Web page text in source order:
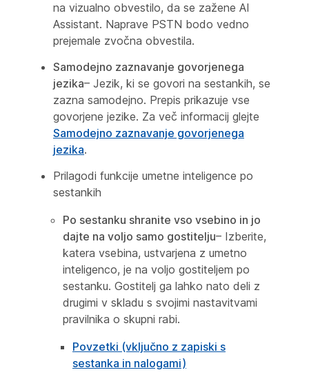
na vizualno obvestilo, da se zažene AI
Assistant. Naprave PSTN bodo vedno
prejemale zvočna obvestila.
Samodejno zaznavanje govorjenega
jezika– Jezik, ki se govori na sestankih, se
zazna samodejno. Prepis prikazuje vse
govorjene jezike. Za več informacij glejte
Samodejno zaznavanje govorjenega
jezika.
Prilagodi funkcije umetne inteligence po
sestankih
Po sestanku shranite vso vsebino in jo
dajte na voljo samo gostitelju– Izberite,
katera vsebina, ustvarjena z umetno
inteligenco, je na voljo gostiteljem po
sestanku. Gostitelj ga lahko nato deli z
drugimi v skladu s svojimi nastavitvami
pravilnika o skupni rabi.
Povzetki (vključno z zapiski s
sestanka in nalogami)